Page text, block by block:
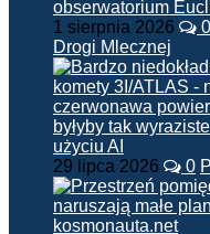
1 sierpnia 2026 0
Drogi Mlecznej
29 lipca 2026 0